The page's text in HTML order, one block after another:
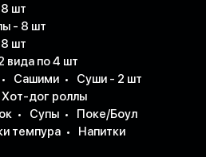
шт
- 8 шт
шт
вида по 4 шт
Сашими
Суши - 2 шт
Хот-дог роллы
Супы
Поке/Боул
темпура
Напитки